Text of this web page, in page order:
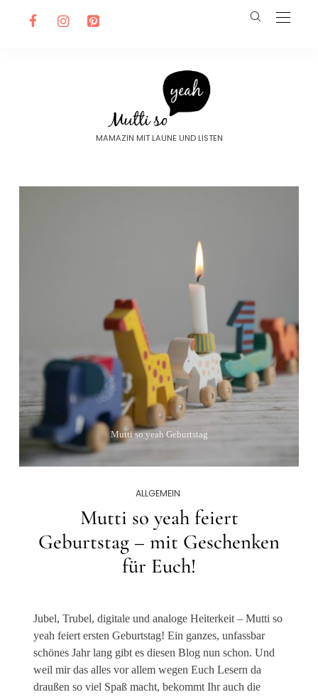
MAMAZIN MIT LAUNE UND LISTEN
Mutti so yeah Geburtstag
ALLGEMEIN
Mutti so yeah feiert
Geburtstag – mit Geschenken
für Euch!
Jubel, Trubel, digitale und analoge Heiterkeit – Mutti so
yeah feiert ersten Geburtstag! Ein ganzes, unfassbar
schönes Jahr lang gibt es diesen Blog nun schon. Und
weil mir das alles vor allem wegen Euch Lesern da
draußen so viel Spaß macht, bekommt Ihr auch die